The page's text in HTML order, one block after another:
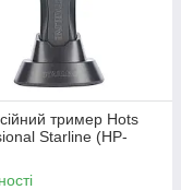
тример Hots
Starline (HP-